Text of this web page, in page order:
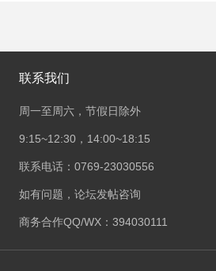
联系我们
周一至周六，节假日除外
9:15~12:30，14:00~18:15
联系电话：0769-23030556
如有问题，论坛发帖咨询
商务合作QQ/WX：394030111